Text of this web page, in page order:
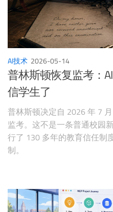
AI技术 2026-05-14
普林斯顿恢复监考：
信学生了
普林斯顿决定自 2026 年 7
监考。这不是一条普通校园
行了 130 多年的教育信任制
制。